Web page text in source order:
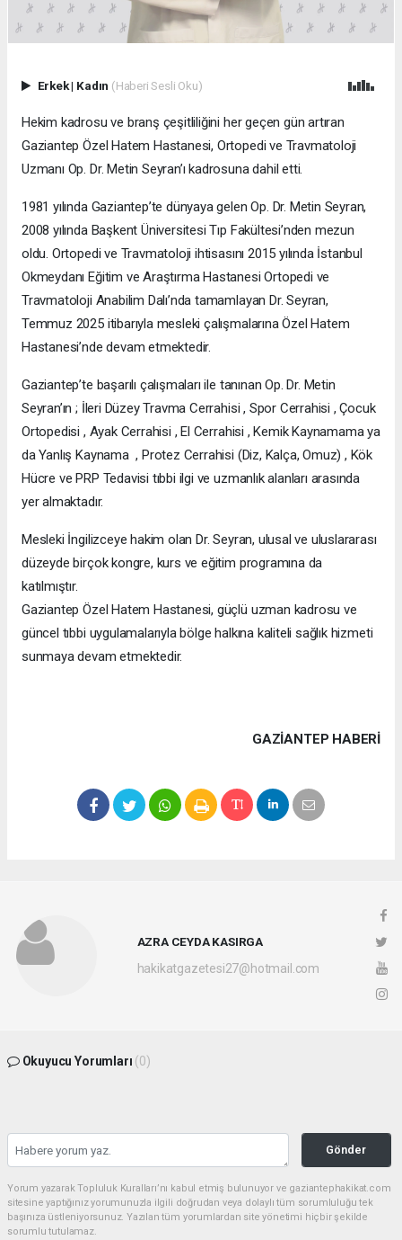
Erkek| Kadın (Haberi Sesli Oku)
Hekim kadrosu ve branş çeşitliliğini her geçen gün artıran
Gaziantep Özel Hatem Hastanesi, Ortopedi ve Travmatoloji
Uzmanı Op. Dr. Metin Seyran’ı kadrosuna dahil etti.
1981 yılında Gaziantep’te dünyaya gelen Op. Dr. Metin Seyran,
2008 yılında Başkent Üniversitesi Tıp Fakültesi’nden mezun
oldu. Ortopedi ve Travmatoloji ihtisasını 2015 yılında İstanbul
Okmeydanı Eğitim ve Araştırma Hastanesi Ortopedi ve
Travmatoloji Anabilim Dalı’nda tamamlayan Dr. Seyran,
Temmuz 2025 itibarıyla mesleki çalışmalarına Özel Hatem
Hastanesi’nde devam etmektedir.
Gaziantep’te başarılı çalışmaları ile tanınan Op. Dr. Metin
Seyran’ın ; İleri Düzey Travma Cerrahisi , Spor Cerrahisi , Çocuk
Ortopedisi , Ayak Cerrahisi , El Cerrahisi , Kemik Kaynamama ya
da Yanlış Kaynama , Protez Cerrahisi (Diz, Kalça, Omuz) , Kök
Hücre ve PRP Tedavisi tıbbi ilgi ve uzmanlık alanları arasında
yer almaktadır.
Mesleki İngilizceye hakim olan Dr. Seyran, ulusal ve uluslararası
düzeyde birçok kongre, kurs ve eğitim programına da
katılmıştır.
Gaziantep Özel Hatem Hastanesi, güçlü uzman kadrosu ve
güncel tıbbi uygulamalarıyla bölge halkına kaliteli sağlık hizmeti
sunmaya devam etmektedir.
GAZIANTEP HABERİ
AZRA CEYDA KASIRGA
hakikatgazetesi27@hotmail.com
Okuyucu Yorumları (0)
Gönder
Yorum yazarak Topluluk Kuralları’nı kabul etmiş bulunuyor ve gaziantephakikat.com
sitesine yaptığınız yorumunuzla ilgili doğrudan veya dolaylı tüm sorumluluğu tek
başınıza üstleniyorsunuz. Yazılan tüm yorumlardan site yönetimi hiçbir şekilde
sorumlu tutulamaz.